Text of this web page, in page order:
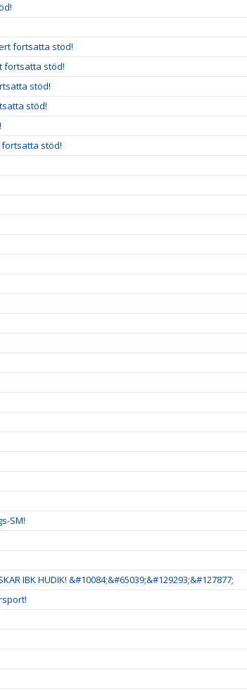
fortsatta stöd!
fortsatta stöd!
stöd!
stöd!
stöd!
SM!
IBK HUDIK! &#10084;&#65039;&#129293;&#127877;